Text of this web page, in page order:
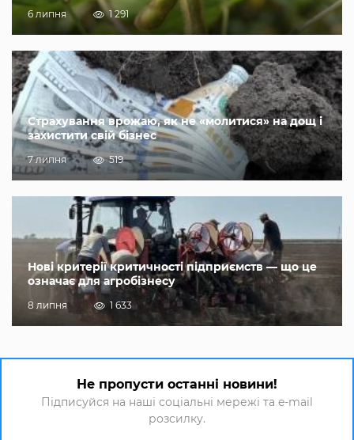
6 липня 1 291
Страхування врожаю, як не «молитися» на дощ і
захистити свій бізнес
7 липня 519
Нові критерії критичності підприємств — що це
означає для агробізнесу
8 липня 1 633
Не пропусти останні новини!
Підписуйся на наші соціальні мережі та e-mail
розсилку.